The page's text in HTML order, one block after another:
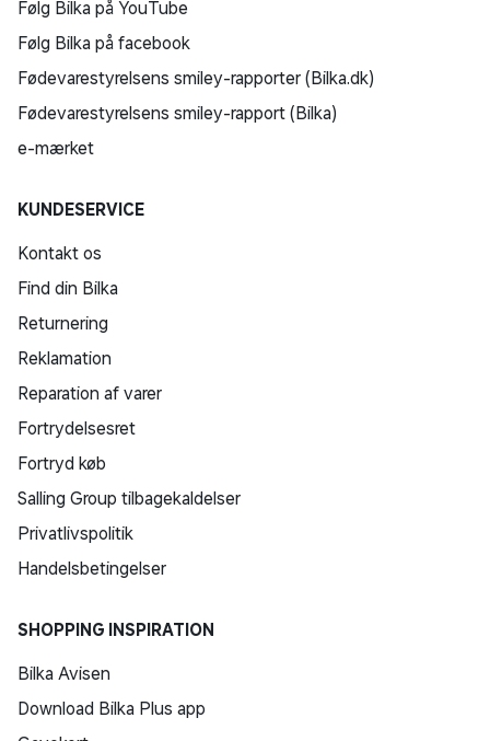
Følg Bilka på YouTube
Følg Bilka på facebook
Fødevarestyrelsens smiley-rapporter (Bilka.dk)
Fødevarestyrelsens smiley-rapport (Bilka)
e-mærket
KUNDESERVICE
Kontakt os
Find din Bilka
Returnering
Reklamation
Reparation af varer
Fortrydelsesret
Fortryd køb
Salling Group tilbagekaldelser
Privatlivspolitik
Handelsbetingelser
SHOPPING INSPIRATION
Bilka Avisen
Download Bilka Plus app